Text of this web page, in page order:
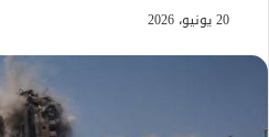
20 يونيو، 2026